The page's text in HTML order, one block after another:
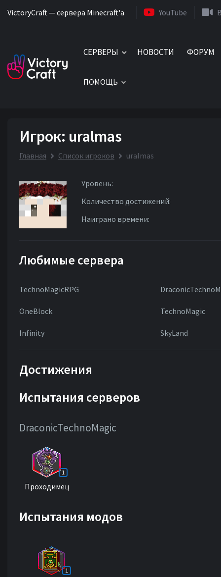
VictoryCraft — сервера Minecraft'a YouTube
СЕРВЕРЫ НОВОСТИ ФОРУМ
ПОМОЩЬ
Игрок: uralmas
Главная Список игроков uralmas
Уровень:
Количество достижений:
Наиграно времени:
Любимые сервера
TechnoMagicRPG
OneBlock TechnoMagic
Infinity SkyLand
Достижения
Испытания серверов
DraconicTechnoMagic
Проходимец
1
Испытания модов
1